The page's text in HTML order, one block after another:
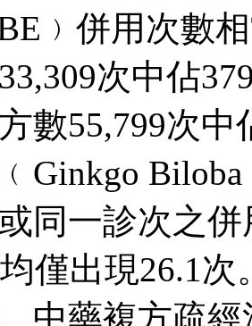
併用次數
次中佔
數55,799次
同一診次之
僅出現26.1
中藥複方疏